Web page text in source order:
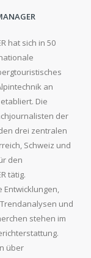
hat sich in 50
an
Die
der
drei zentralen
Schweiz und
den
tätig.
Entwicklungen,
und
stehen im
über